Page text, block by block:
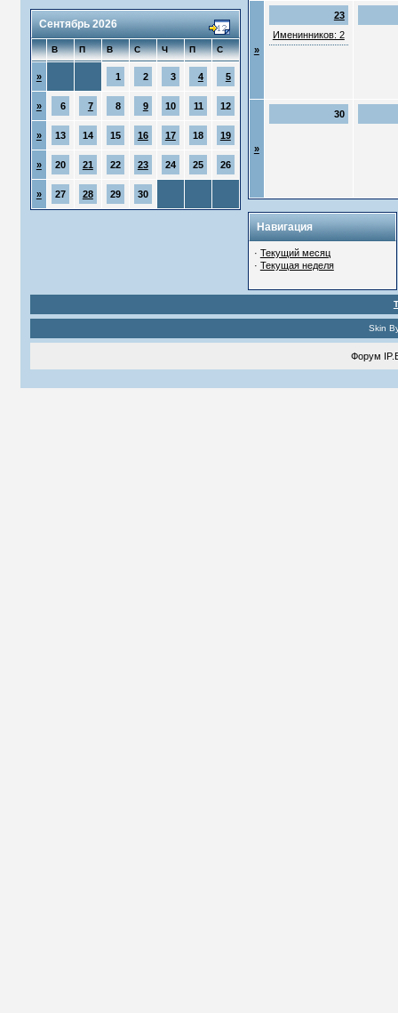
Сентябрь 2026
В П В С Ч П С
» 1 2 3 4 5
» 6 7 8 9 10 11 12
» 13 14 15 16 17 18 19
» 20 21 22 23 24 25 26
» 27 28 29 30
»
23
Именинников: 2
»
30
Навигация
· Текущий месяц
· Текущая неделя
Skin
Форум